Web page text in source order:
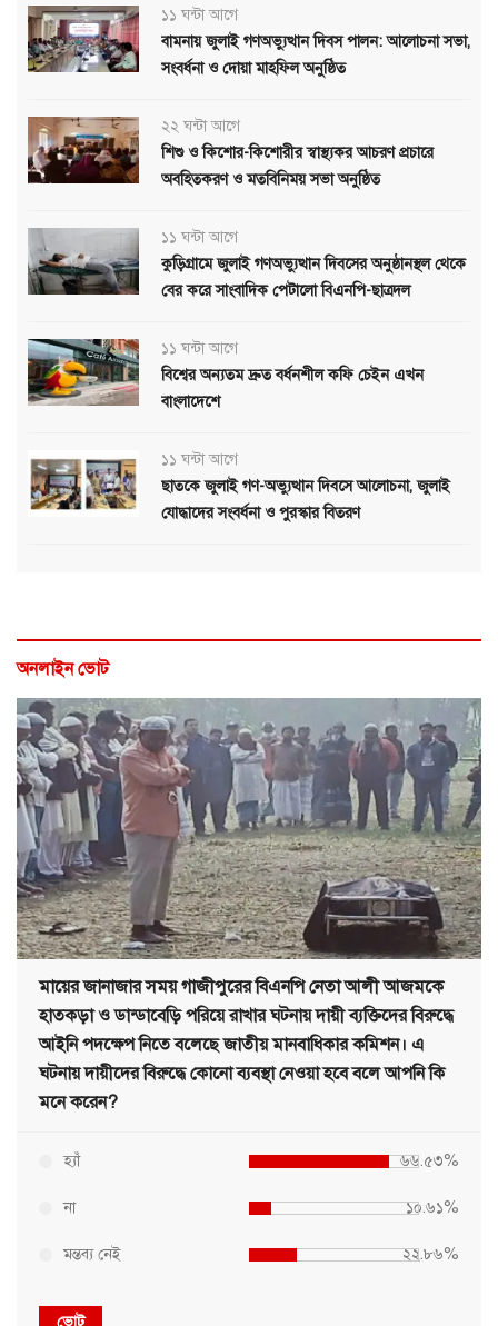
১১ ঘন্টা আগে
বামনায় জুলাই গণঅভ্যুত্থান দিবস পালন: আলোচনা সভা,
সংবর্ধনা ও দোয়া মাহফিল অনুষ্ঠিত
২২ ঘন্টা আগে
শিশু ও কিশোর-কিশোরীর স্বাস্থ্যকর আচরণ প্রচারে
অবহিতকরণ ও মতবিনিময় সভা অনুষ্ঠিত
১১ ঘন্টা আগে
কুড়িগ্রামে জুলাই গণঅভ্যুত্থান দিবসের অনুষ্ঠানস্থল থেকে
বের করে সাংবাদিক পেটালো বিএনপি-ছাত্রদল
১১ ঘন্টা আগে
বিশ্বের অন্যতম দ্রুত বর্ধনশীল কফি চেইন এখন
বাংলাদেশে
১১ ঘন্টা আগে
ছাতকে জুলাই গণ-অভ্যুত্থান দিবসে আলোচনা, জুলাই
যোদ্ধাদের সংবর্ধনা ও পুরস্কার বিতরণ
অনলাইন ভোট
মায়ের জানাজার সময় গাজীপুরের বিএনপি নেতা আলী আজমকে
হাতকড়া ও ডান্ডাবেড়ি পরিয়ে রাখার ঘটনায় দায়ী ব্যক্তিদের বিরুদ্ধে
আইনি পদক্ষেপ নিতে বলেছে জাতীয় মানবাধিকার কমিশন। এ
ঘটনায় দায়ীদের বিরুদ্ধে কোনো ব্যবস্থা নেওয়া হবে বলে আপনি কি
মনে করেন?
হ্যাঁ ৬৬.৫৩%
না ১০.৬১%
মন্তব্য নেই ২২.৮৬%
ভোট